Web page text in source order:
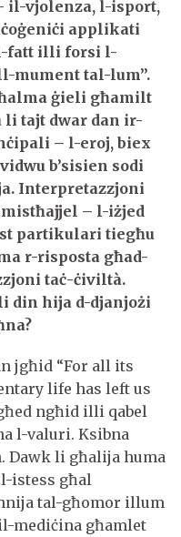
il-vjolenza, l-isport,
applikati
l-fatt illi forsi l-
mument tal-lum”.
ġieli għamilt
tajt dwar dan ir-
– l-eroj, biex
b’sisien sodi
Interpretazzjoni
– l-iżjed
partikulari tiegħu
r-risposta għad-
taċ-ċiviltà.
din hija d-djanjożi
jgħid “For all its
life has left us
ngħid illi qabel
l-valuri. Ksibna
li għalija huma
istess għal
tal-għomor illum
mediċina għamlet